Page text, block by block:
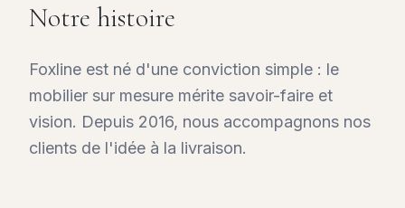
Notre histoire
Foxline est né d'une conviction simple : le
mobilier sur mesure mérite savoir-faire et
vision. Depuis 2016, nous accompagnons nos
clients de l'idée à la livraison.